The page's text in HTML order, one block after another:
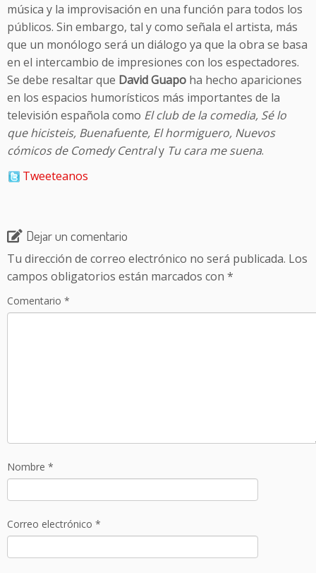
música y la improvisación en una función para todos los
públicos. Sin embargo, tal y como señala el artista, más
que un monólogo será un diálogo ya que la obra se basa
en el intercambio de impresiones con los espectadores.
Se debe resaltar que David Guapo ha hecho apariciones
en los espacios humorísticos más importantes de la
televisión española como El club de la comedia, Sé lo
que hicisteis, Buenafuente, El hormiguero, Nuevos
cómicos de Comedy Centraly Tu cara me suena.
Tweeteanos
Dejar un comentario
Tu dirección de correo electrónico no será publicada. Los
campos obligatorios están marcados con *
Comentario *
Nombre *
Correo electrónico *